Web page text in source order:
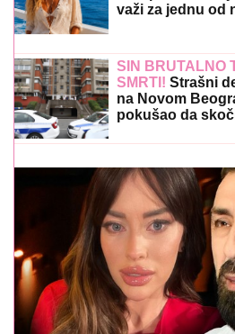
važi za jednu od
SIN BRUTALNO
SMRTI! Strašni
na Novom
pokušao da